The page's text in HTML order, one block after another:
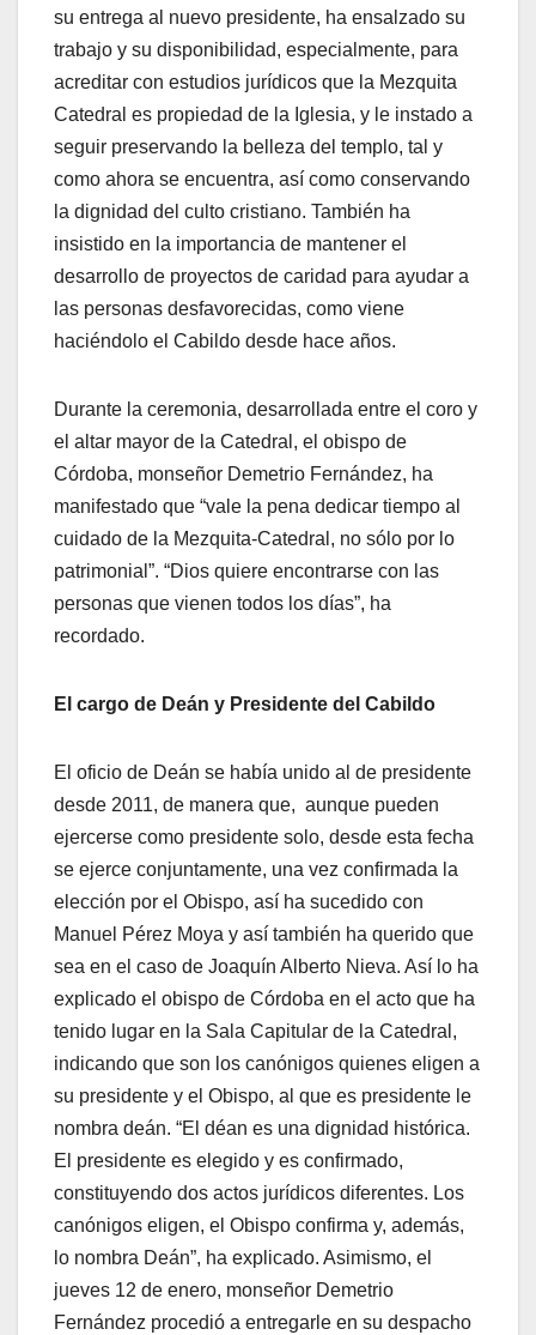
su entrega al nuevo presidente, ha ensalzado su
trabajo y su disponibilidad, especialmente, para
acreditar con estudios jurídicos que la Mezquita
Catedral es propiedad de la Iglesia, y le instado a
seguir preservando la belleza del templo, tal y
como ahora se encuentra, así como conservando
la dignidad del culto cristiano. También ha
insistido en la importancia de mantener el
desarrollo de proyectos de caridad para ayudar a
las personas desfavorecidas, como viene
haciéndolo el Cabildo desde hace años.
Durante la ceremonia, desarrollada entre el coro y
el altar mayor de la Catedral, el obispo de
Córdoba, monseñor Demetrio Fernández, ha
manifestado que “vale la pena dedicar tiempo al
cuidado de la Mezquita-Catedral, no sólo por lo
patrimonial”. “Dios quiere encontrarse con las
personas que vienen todos los días”, ha
recordado.
El cargo de Deán y Presidente del Cabildo
El oficio de Deán se había unido al de presidente
desde 2011, de manera que, aunque pueden
ejercerse como presidente solo, desde esta fecha
se ejerce conjuntamente, una vez confirmada la
elección por el Obispo, así ha sucedido con
Manuel Pérez Moya y así también ha querido que
sea en el caso de Joaquín Alberto Nieva. Así lo ha
explicado el obispo de Córdoba en el acto que ha
tenido lugar en la Sala Capitular de la Catedral,
indicando que son los canónigos quienes eligen a
su presidente y el Obispo, al que es presidente le
nombra deán. “El déan es una dignidad histórica.
El presidente es elegido y es confirmado,
constituyendo dos actos jurídicos diferentes. Los
canónigos eligen, el Obispo confirma y, además,
lo nombra Deán”, ha explicado. Asimismo, el
jueves 12 de enero, monseñor Demetrio
Fernández procedió a entregarle en su despacho